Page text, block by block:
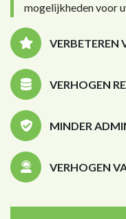
mogelijkheden voor
VERBETEREN
VERHOGEN
MINDER
VERHOGEN